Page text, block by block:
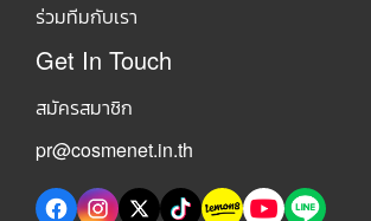
ร่วมทีมกับเรา
Get In Touch
สมัครสมาชิก
pr@cosmenet.in.th